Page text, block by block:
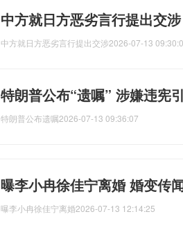
中方就日方恶劣言行提出交
中方就日方恶劣言行提出交涉2026-07-13
特朗普公布“遗嘱” 涉嫌违宪
特朗普公布遗嘱2026-07-13 09:36:07
曝李小冉徐佳宁离婚 婚变传
曝李小冉徐佳宁离婚2026-07-13 12:14:25